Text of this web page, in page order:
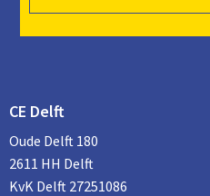
CE Delft
Oude Delft 180
2611 HH Delft
KvK Delft 27251086